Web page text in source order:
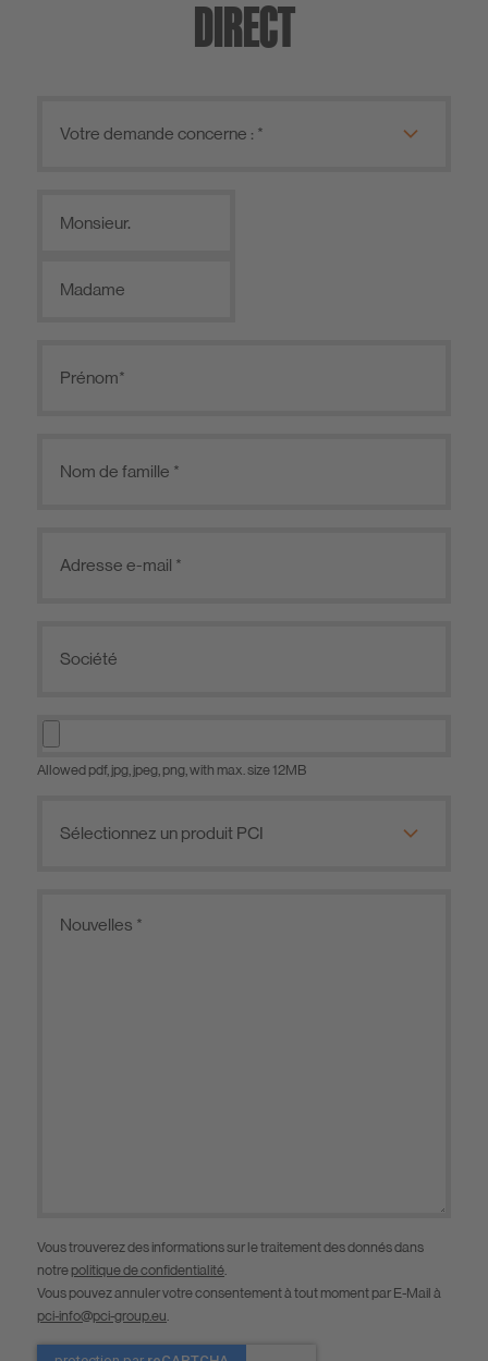
DIRECT
Monsieur.
Madame
Allowed pdf, jpg, jpeg, png, with max. size 12MB
Vous trouverez des informations sur le traitement des donnés dans
notre politique de confidentialité
Vous pouvez annuler votre consentement à tout moment par E-Mail à
pci-info@pci-group.eu